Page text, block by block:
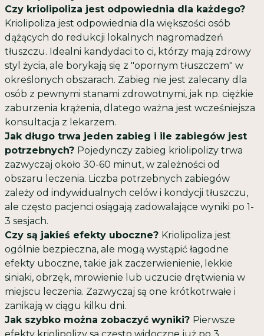
Czy kriolipoliza jest odpowiednia dla każdego?
Kriolipoliza jest odpowiednia dla większości osób
dążących do redukcji lokalnych nagromadzeń
tłuszczu. Idealni kandydaci to ci, którzy mają zdrowy
styl życia, ale borykają się z "opornym tłuszczem" w
określonych obszarach. Zabieg nie jest zalecany dla
osób z pewnymi stanami zdrowotnymi, jak np. ciężkie
zaburzenia krążenia, dlatego ważna jest wcześniejsza
konsultacja z lekarzem.
Jak długo trwa jeden zabieg i ile zabiegów jest
potrzebnych? Pojedynczy zabieg kriolipolizy trwa
zazwyczaj około 30-60 minut, w zależności od
obszaru leczenia. Liczba potrzebnych zabiegów
zależy od indywidualnych celów i kondycji tłuszczu,
ale często pacjenci osiągają zadowalające wyniki po 1-
3 sesjach.
Czy są jakieś efekty uboczne? Kriolipoliza jest
ogólnie bezpieczna, ale mogą wystąpić łagodne
efekty uboczne, takie jak zaczerwienienie, lekkie
siniaki, obrzęk, mrowienie lub uczucie drętwienia w
miejscu leczenia. Zazwyczaj są one krótkotrwałe i
zanikają w ciągu kilku dni.
Jak szybko można zobaczyć wyniki? Pierwsze